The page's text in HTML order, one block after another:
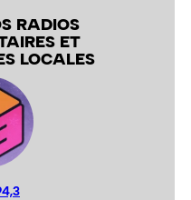
RADIOS
ET
LOCALES